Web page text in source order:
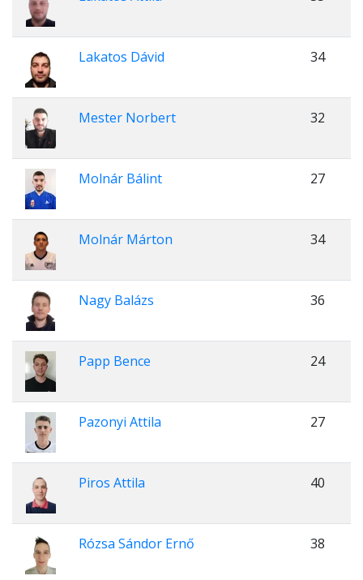
Lakatos Dávid 34
Mester Norbert 32
Molnár Bálint 27
Molnár Márton 34
Nagy Balázs 36
Papp Bence 24
Pazonyi Attila 27
Piros Attila 40
Rózsa Sándor Ernő 38